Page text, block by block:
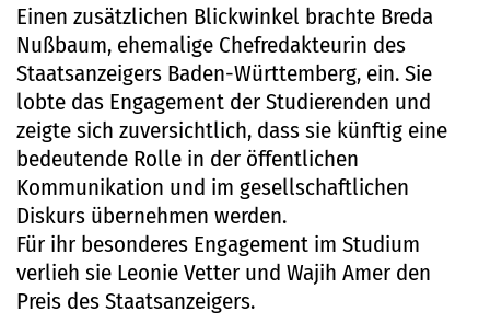
Einen zusätzlichen Blickwinkel brachte Breda
Nußbaum, ehemalige Chefredakteurin des
Staatsanzeigers Baden-Württemberg, ein. Sie
lobte das Engagement der Studierenden und
zeigte sich zuversichtlich, dass sie künftig eine
bedeutende Rolle in der öffentlichen
Kommunikation und im gesellschaftlichen
Diskurs übernehmen werden.
Für ihr besonderes Engagement im Studium
verlieh sie Leonie Vetter und Wajih Amer den
Preis des Staatsanzeigers.